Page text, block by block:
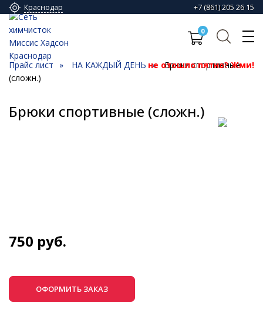
+7 (861) 205 26 15
Краснодар
0
не отошло пятно? Жми!
Прайс лист НА КАЖДЫЙ ДЕНЬ
Брюки спортивные
(сложн.)
Брюки спортивные (сложн.)
750 руб.
ОФОРМИТЬ ЗАКАЗ